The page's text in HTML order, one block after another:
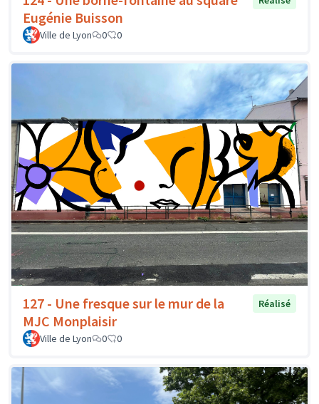
Eugénie Buisson
Ville de Lyon 0 0
127 - Une fresque sur le mur de la
MJC Monplaisir
Réalisé
Ville de Lyon 0 0